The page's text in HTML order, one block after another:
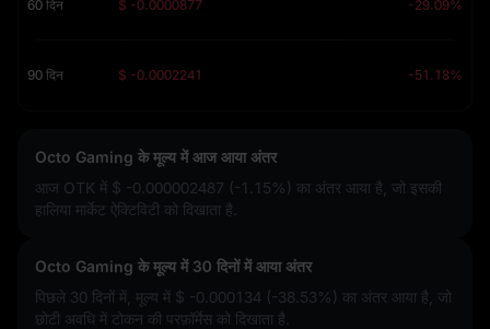
60 दिन $ -0.0000877 -29.09%
90 दिन $ -0.0002241 -51.18%
Octo Gaming के मूल्य में आज आया अंतर
आज OTK में $ -0.000002487 (-1.15%) का अंतर आया है, जो इसकी
हालिया मार्केट ऐक्टिविटी को दिखाता है.
Octo Gaming के मूल्य में 30 दिनों में आया अंतर
पिछले 30 दिनों में, मूल्य में $ -0.000134 (-38.53%) का अंतर आया है, जो
छोटी अवधि में टोकन की परफ़ॉर्मेस को दिखाता है.